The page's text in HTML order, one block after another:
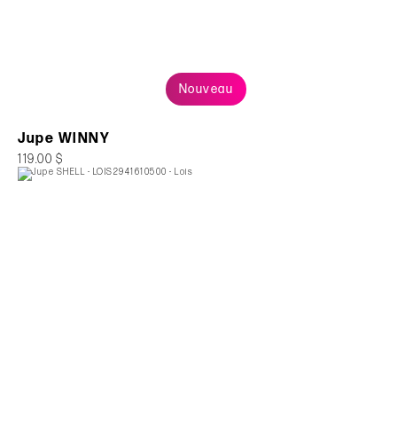
Nouveau
Jupe WINNY
119.00 $